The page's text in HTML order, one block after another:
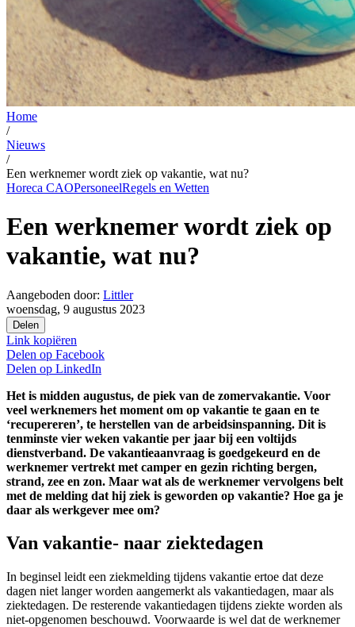
Home
/
Nieuws
/
Een werknemer wordt ziek op vakantie, wat nu?
Horeca CAOPersoneelRegels en Wetten
Een werknemer wordt ziek op
vakantie, wat nu?
Aangeboden door: Littler
woensdag, 9 augustus 2023
Delen
Link kopiëren
Delen op Facebook
Delen op LinkedIn
Het is midden augustus, de piek van de zomervakantie. Voor
veel werknemers het moment om op vakantie te gaan en te
‘recupereren’, te herstellen van de arbeidsinspanning. Dit is
tenminste vier weken vakantie per jaar bij een voltijds
dienstverband. De vakantieaanvraag is goedgekeurd en de
werknemer vertrekt met camper en gezin richting bergen,
strand, zee en zon. Maar wat als de werknemer vervolgens belt
met de melding dat hij ziek is geworden op vakantie? Hoe ga je
daar als werkgever mee om?
Van vakantie- naar ziektedagen
In beginsel leidt een ziekmelding tijdens vakantie ertoe dat deze
dagen niet langer worden aangemerkt als vakantiedagen, maar als
ziektedagen. De resterende vakantiedagen tijdens ziekte worden als
niet-opgenomen beschouwd. Voorwaarde is wel dat de werknemer